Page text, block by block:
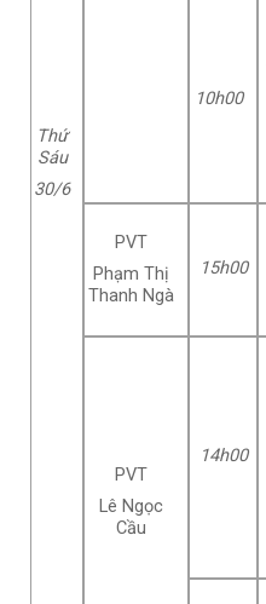
Thứ
Sáu
30/6
10h00
PVT
Phạm Thị
Thanh Ngà
15h00
PVT
Lê Ngọc
Cầu
14h00